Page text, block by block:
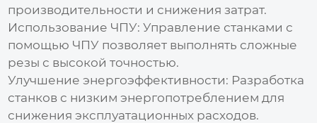
производительности и снижения затрат.
Использование ЧПУ: Управление станками с
помощью ЧПУ позволяет выполнять сложные
резы с высокой точностью.
Улучшение энергоэффективности: Разработка
станков с низким энергопотреблением для
снижения эксплуатационных расходов.